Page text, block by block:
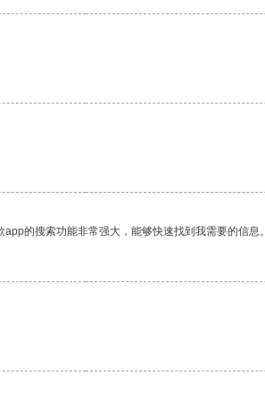
的搜索功能非常强大，能够快速找到我需要的信息。